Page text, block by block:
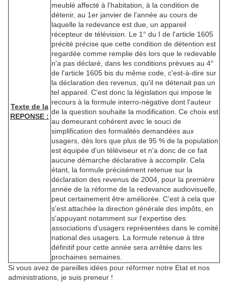
Texte de la
REPONSE :
meublé affecté à l'habitation, à la condition de
détenir, au 1er janvier de l'année au cours de
laquelle la redevance est due, un appareil
récepteur de télévision. Le 1° du I de l'article 1605
précité précise que cette condition de détention est
regardée comme remplie dès lors que le redevable
n'a pas déclaré, dans les conditions prévues au 4°
de l'article 1605 bis du même code, c'est-à-dire sur
la déclaration des revenus, qu'il ne détenait pas un
tel appareil. C'est donc la législation qui impose le
recours à la formule interro-négative dont l'auteur
de la question souhaite la modification. Ce choix est
au demeurant cohérent avec le souci de
simplification des formalités demandées aux
usagers, dès lors que plus de 95 % de la population
est équipée d'un téléviseur et n'a donc de ce fait
aucune démarche déclarative à accomplir. Cela
étant, la formule précisément retenue sur la
déclaration des revenus de 2004, pour la première
année de la réforme de la redevance audiovisuelle,
peut certainement être améliorée. C'est à cela que
s'est attachée la direction générale des impôts, en
s'appuyant notamment sur l'expertise des
associations d'usagers représentées dans le comité
national des usagers. La formule retenue à titre
définitif pour cette année sera arrêtée dans les
prochaines semaines.
Si vous avez de pareilles idées pour réformer notre Etat et nos
administrations, je suis preneur !